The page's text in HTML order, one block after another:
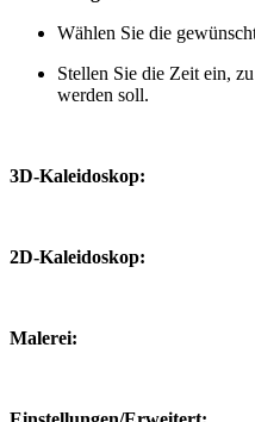
Wählen Sie die
Stellen Sie die Zeit ein,
werden soll.
3D-Kaleidoskop:
2D-Kaleidoskop:
Malerei: